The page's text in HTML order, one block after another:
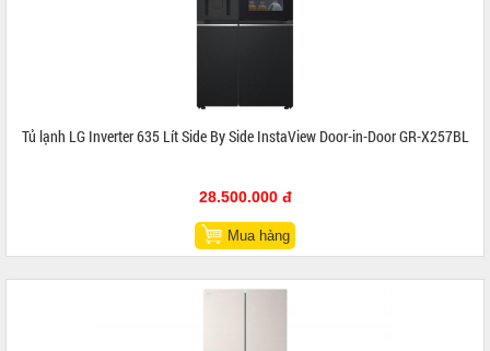
Tủ lạnh LG Inverter 635 Lít Side By Side InstaView Door-in-Door GR-X257BL
28.500.000 đ
Mua hàng